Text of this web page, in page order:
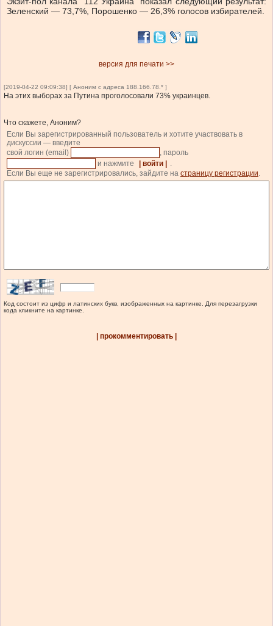
Зеленский — 73,7%, Порошенко — 26,3% голосов избирателей.
версия для печати >>
[2019-04-22 09:09:38] [ Аноним с адреса 188.166.78.* ]
На этих выборах за Путина проголосовали 73% украинцев.
Что скажете, Аноним?
Если Вы зарегистрированный пользователь и хотите участвовать в
дискуссии — введите
свой логин (email)
, пароль
и нажмите
| войти |
.
Если Вы еще не зарегистрировались, зайдите на страницу регистрации.
Код состоит из цифр и латинских букв, изображенных на картинке. Для перезагрузки
кода кликните на картинке.
| прокомментировать |